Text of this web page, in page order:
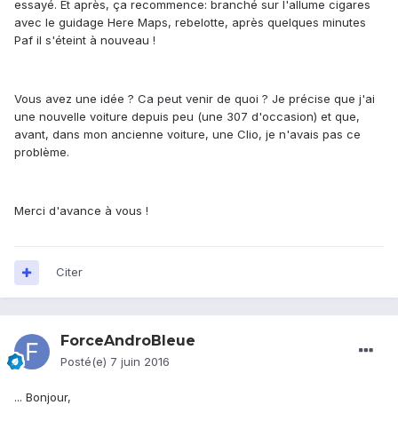
essayé. Et après, ça recommence: branché sur l'allume cigares
avec le guidage Here Maps, rebelotte, après quelques minutes
Paf il s'éteint à nouveau !
Vous avez une idée ? Ca peut venir de quoi ? Je précise que j'ai
une nouvelle voiture depuis peu (une 307 d'occasion) et que,
avant, dans mon ancienne voiture, une Clio, je n'avais pas ce
problème.
Merci d'avance à vous !
Citer
ForceAndroBleue
Posté(e) 7 juin 2016
... Bonjour,